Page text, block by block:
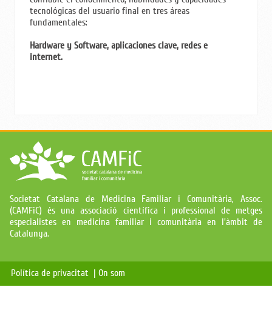
tecnológicas del usuario final en tres áreas
fundamentales:
Hardware y Software, aplicaciones clave, redes e
internet.
Societat Catalana de Medicina Familiar i Comunitària, Assoc.
(CAMFiC) és una associació científica i professional de metges
especialistes en medicina familiar i comunitària en l'àmbit de
Catalunya.
Política de privacitat | On som